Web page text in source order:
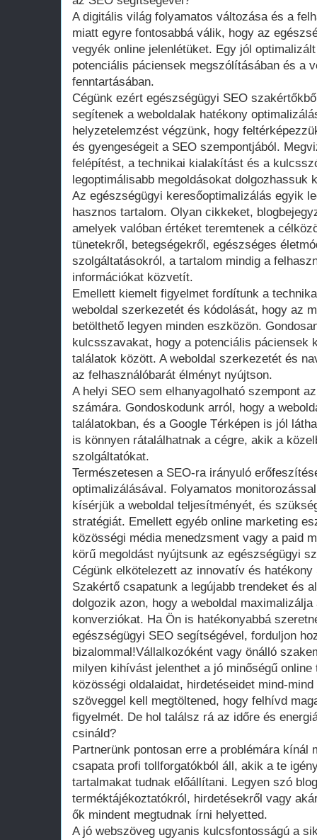
A digitális világ folyamatos változása és a
miatt egyre fontosabbá válik, hogy az
vegyék online jelenlétüket. Egy jól
potenciális páciensek megszólításában és a
fenntartásában.
Cégünk ezért egészségügyi SEO
segítenek a weboldalak hatékony
helyzetelemzést végzünk, hogy
és gyengeségeit a SEO szempontjából.
felépítést, a technikai kialakítást és a
legoptimálisabb megoldásokat dolgozhassuk
Az egészségügyi keresőoptimalizálás egyik
hasznos tartalom. Olyan cikkeket,
amelyek valóban értéket teremtenek a
tünetekről, betegségekről, egészséges
szolgáltatásokról, a tartalom mindig a
információkat közvetít.
Emellett kiemelt figyelmet fordítunk a
weboldal szerkezetét és kódolását, hogy az
betölthető legyen minden eszközön.
kulcsszavakat, hogy a potenciális páciensek
találatok között. A weboldal szerkezetét és
az felhasználóbarát élményt nyújtson.
A helyi SEO sem elhanyagolható szempont
számára. Gondoskodunk arról, hogy a
találatokban, és a Google Térképen is jól
is könnyen rátalálhatnak a cégre, akik a
szolgáltatókat.
Természetesen a SEO-ra irányuló
optimalizálásával. Folyamatos
kísérjük a weboldal teljesítményét, és
stratégiát. Emellett egyéb online marketing
közösségi média menedzsment vagy a paid
körű megoldást nyújtsunk az egészségügyi
Cégünk elkötelezett az innovatív és
Szakértő csapatunk a legújabb trendeket és
dolgozik azon, hogy a weboldal
konverziókat. Ha Ön is hatékonyabbá
egészségügyi SEO segítségével, forduljon
bizalommal!Vállalkozóként vagy önálló
milyen kihívást jelenthet a jó minőségű
közösségi oldalaidat, hirdetéseidet mind-
szöveggel kell megtöltened, hogy felhívd
figyelmét. De hol találsz rá az időre és
csináld?
Partnerünk pontosan erre a problémára kínál
csapata profi tollforgatókból áll, akik a te
tartalmakat tudnak előállítani. Legyen szó
terméktájékoztatókról, hirdetésekről vagy
ők mindent megtudnak írni helyetted.
A jó webszöveg ugyanis kulcsfontosságú a